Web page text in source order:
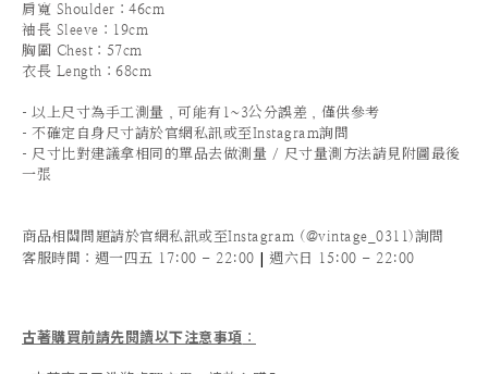
肩寬 Shoulder：46cm
袖長 Sleeve：19cm
胸圍 Chest：57cm
衣長 Length：68cm
- 以上尺寸為手工測量，可能有1~3公分誤差，僅供參考
- 不確定自身尺寸請於官網私訊或至Instagram詢問
- 尺寸比對建議拿相同的單品去做測量 / 尺寸量測方法請見附圖最後
一張
商品相關問題請於官網私訊或至Instagram (@vintage_0311)詢問
客服時間 ：週一四五 17:00 - 22:00 | 週六日 15:00 - 22:00
古著購買前請先閱讀以下注意事項 ：